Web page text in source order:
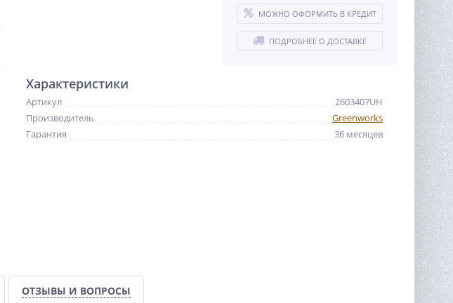
МОЖНО ОФОРМИТЬ В КРЕДИТ
ПОДРОБНЕЕ О ДОСТАВКЕ
Характеристики
Артикул
2603407UH
Производитель
Greenworks
Гарантия
36 месяцев
ОТЗЫВЫ И ВОПРОСЫ